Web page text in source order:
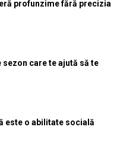
profunzime fără precizia
care te ajută să te
este o abilitate socială